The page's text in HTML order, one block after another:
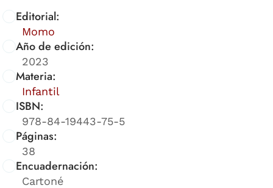
Editorial:
Momo
Año de edición:
2023
Materia:
Infantil
ISBN:
978-84-19443-75-5
Páginas:
38
Encuadernación:
Cartoné